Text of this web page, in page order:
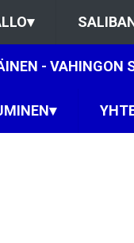
▾
- VAHINGON
▾